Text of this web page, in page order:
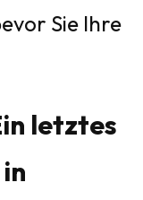
Sie Ihre
letztes